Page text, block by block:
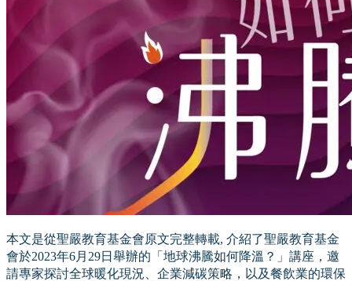
本文是從聖嚴教育基金會原文完整轉載, 介紹了聖嚴教育基金
會於2023年6月29日舉辦的「地球沸騰如何降溫？」講座，邀
請專家探討全球暖化現況、企業減碳策略，以及餐飲業的環保